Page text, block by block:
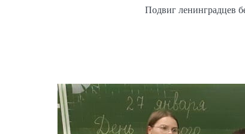
Подвиг ленинградцев